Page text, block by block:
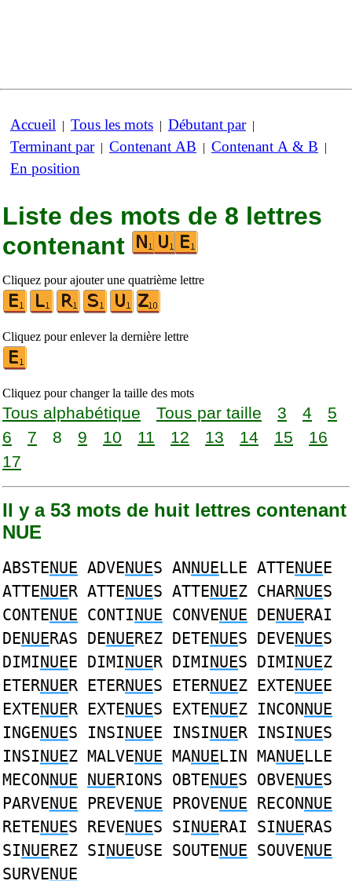
Accueil | Tous les mots | Débutant par|
Terminant par| Contenant AB | Contenant A & B |
En position
Liste des mots de 8 lettres
contenant
Cliquez pour ajouter une quatrième lettre
Cliquez pour enlever la dernière lettre
Cliquez pour changer la taille des mots
Tous alphabétique Tous par taille 3 4
5
6
7 8 9 10 11 12 13 14 15
16
17
Il y a 53 mots de huit lettres contenant
NUE
ABSTENUE ADVENUES ANNUELLE ATTENUEE
ATTENUER ATTENUES ATTENUEZ CHARNUES
CONTENUE CONTINUE CONVENUE DENUERAI
DENUERAS DENUEREZ DETENUES DEVENUES
DIMINUEE DIMINUER DIMINUES DIMINUEZ
ETERNUER ETERNUES ETERNUEZ EXTENUEE
EXTENUER EXTENUES EXTENUEZ INCONNUE
INGENUES INSINUEE INSINUER INSINUES
INSINUEZ MALVENUE MANUELIN MANUELLE
MECONNUE NUERIONS OBTENUES OBVENUES
PARVENUE PREVENUE PROVENUE RECONNUE
RETENUES REVENUES SINUERAI SINUERAS
SINUEREZ SINUEUSE SOUTENUE SOUVENUE
SURVENUE